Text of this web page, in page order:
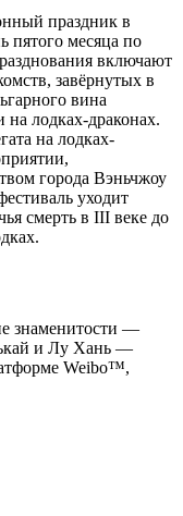
праздник в
пятого месяца по
включают
завёрнутых в
вина
на лодках-драконах.
на лодках-
города Вэньчжоу
уходит
смерть в III веке до
знаменитости —
и Лу Хань —
Weibo™,